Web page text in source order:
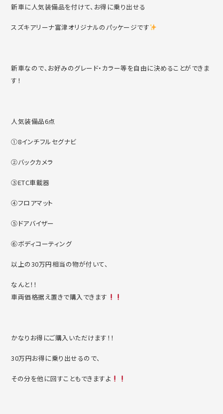
新車に人気装備品を付けて、お得に乗り出せる
スズキアリーナ富津オリジナルのパッケージです
新車なので、お好みのグレード・カラー等を自由に決めることができま
す！
人気装備品6点
①8インチフルセグナビ
②バックカメラ
③ETC車載器
④フロアマット
⑤ドアバイザー
⑥ボディコーティング
以上の30万円相当の物が付いて、
なんと！！
車両価格据え置きで購入できます
かなりお得にご購入いただけます！！
30万円お得に乗り出せるので、
その分を他に回すこともできますよ